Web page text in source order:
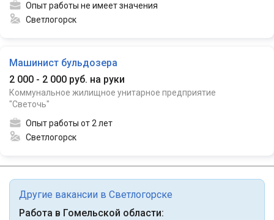
Опыт работы не имеет значения
Светлогорск
Машинист бульдозера
2 000 - 2 000 руб. на руки
Коммунальное жилищное унитарное предприятие
"Светочь"
Опыт работы от 2 лет
Светлогорск
Другие вакансии в Светлогорске
Работа в Гомельской области: